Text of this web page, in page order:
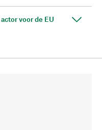
voor de EU